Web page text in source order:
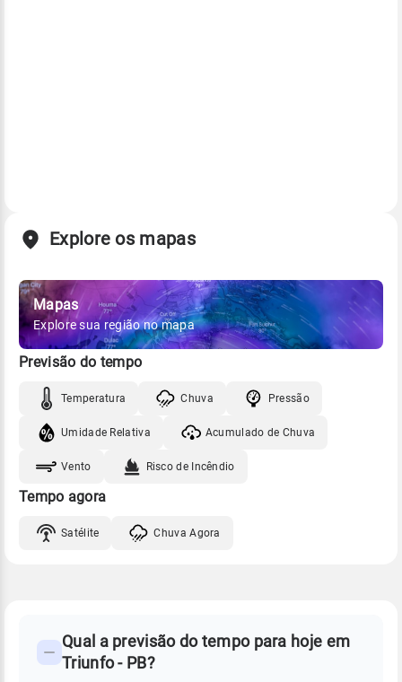
Explore os mapas
Mapas
Explore sua região no mapa
Previsão do tempo
Temperatura Chuva Pressão
Umidade Relativa Acumulado de Chuva
Vento Risco de Incêndio
Tempo agora
Satélite Chuva Agora
PREVISÃO
TEMPO
Perguntas
Qual a previsão do tempo para hoje em
Triunfo - PB?